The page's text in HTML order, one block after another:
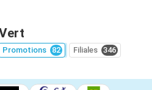
Promotions 82 Filiales 346